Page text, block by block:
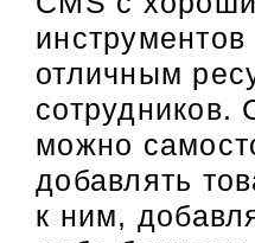
инструментов
отличным
можно
добавлять
к ним,